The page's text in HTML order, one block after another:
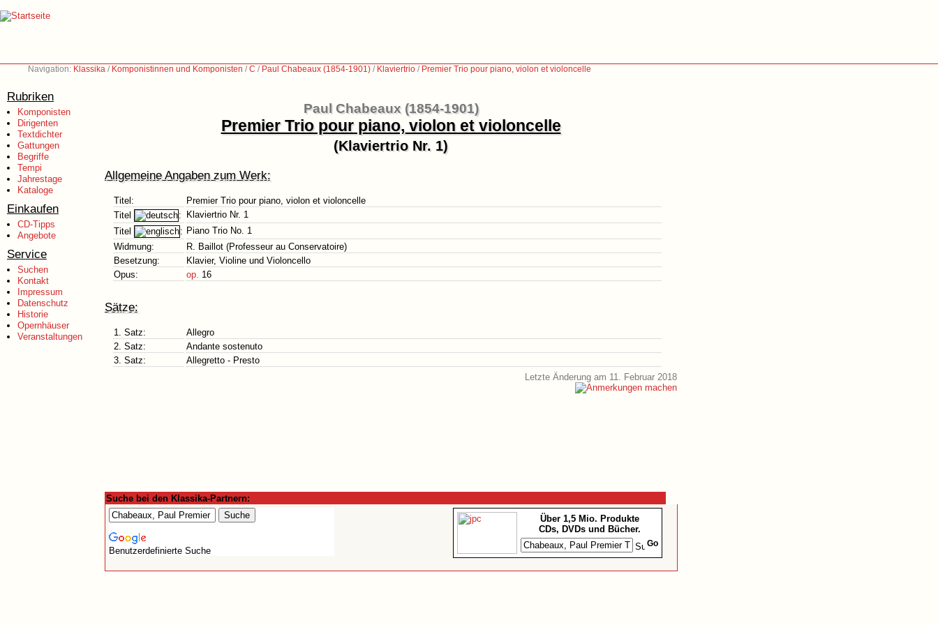
Navigation: Klassika / Komponistinnen und Komponisten /C / Paul Chabeaux (1854-1901) / Klaviertrio / Premier Trio pour piano, violon et violoncelle
Rubriken
Komponisten
Dirigenten
Textdichter
Gattungen
Begriffe
Tempi
Jahrestage
Kataloge
Einkaufen
CD-Tipps
Angebote
Service
Suchen
Kontakt
Impressum
Datenschutz
Historie
Opernhäuser
Veranstaltungen
Paul Chabeaux (1854-1901)
Premier Trio pour piano, violon et violoncelle
(Klaviertrio Nr. 1)
Allgemeine Angaben zum Werk:
Titel:
Premier Trio pour piano, violon et violoncelle
Titel
:
Klaviertrio Nr. 1
Titel
: Piano Trio No. 1
Widmung:
R. Baillot (Professeur au Conservatoire)
Besetzung:
Klavier, Violine und Violoncello
Opus:
op. 16
Sätze:
1. Satz:
Allegro
2. Satz:
Andante sostenuto
3. Satz:
Allegretto - Presto
Letzte Änderung am 11. Februar 2018
Suche bei den Klassika-Partnern:
Benutzerdefinierte Suche
Über 1,5 Mio. Produkte
CDs, DVDs und Bücher.
Go